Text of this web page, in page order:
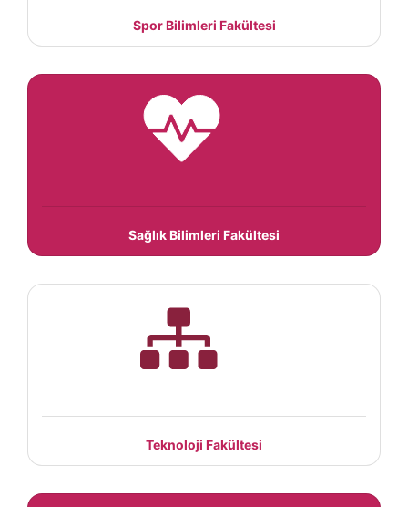
Spor Bilimleri Fakültesi
Sağlık Bilimleri Fakültesi
Teknoloji Fakültesi